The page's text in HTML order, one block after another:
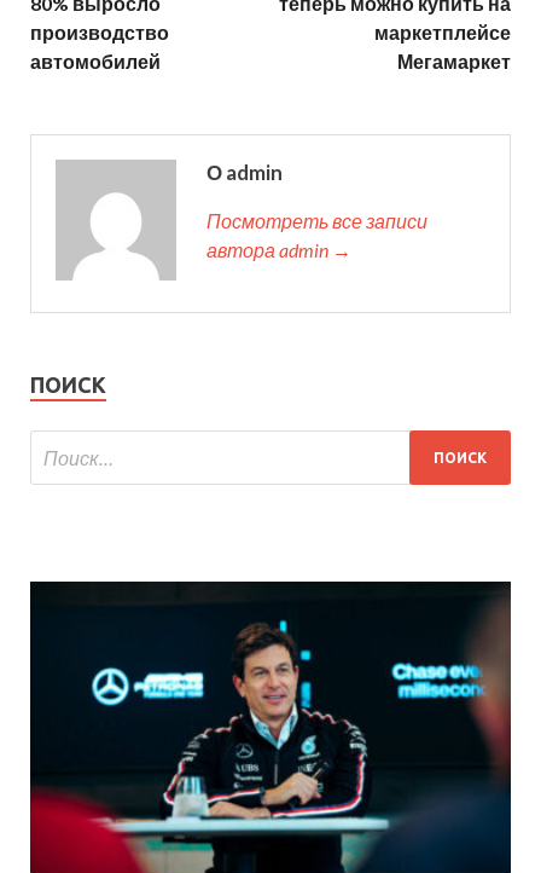
производство
автомобилей
маркетплейсе
Мегамаркет
О admin
Посмотреть все записи
автора admin →
ПОИСК